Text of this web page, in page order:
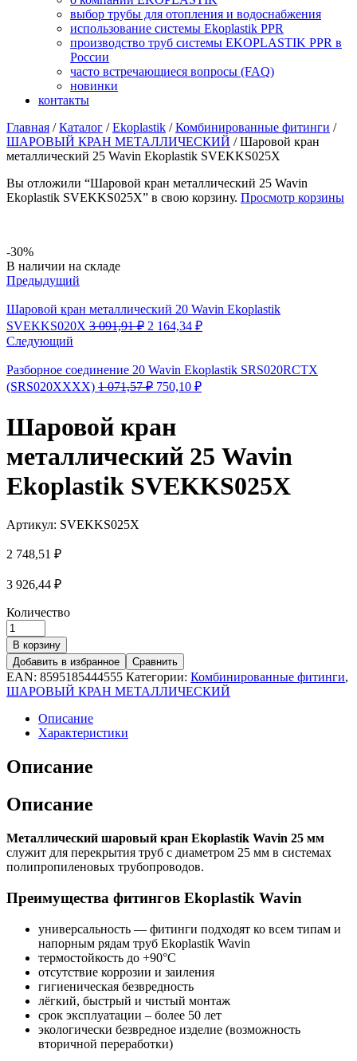
выбор трубы для отопления и водоснабжения
использование системы Ekoplastik PPR
производство труб системы EKOPLASTIK PPR в
России
часто встречающиеся вопросы (FAQ)
новинки
контакты
Главная /Каталог /Ekoplastik /Комбинированные фитинги /
ШАРОВЫЙ КРАН МЕТАЛЛИЧЕСКИЙ /Шаровой кран
металлический 25 Wavin Ekoplastik SVEKKS025X
Вы отложили “Шаровой кран металлический 25 Wavin
Ekoplastik SVEKKS025X” в свою корзину. Просмотр корзины
-30%
Availability:
В наличии на складе
Предыдущий
Шаровой кран металлический 20 Wavin Ekoplastik
SVEKKS020X 3 091,91₽ Первоначальная
3
091,91 ₽.
2 164,34 ₽Текущая
164,34 ₽.
Следующий
Разборное соединение 20 Wavin Ekoplastik SRS020RCTX
(SRS020XXXX) 1 071,57₽ Первоначальная
1
071,57 ₽.
750,10 ₽Текущая
Шаровой кран
металлический 25 Wavin
Ekoplastik SVEKKS025X
Артикул: SVEKKS025X
2 748,51 ₽
3 926,44 ₽
Количество
В корзину
Добавить в избранное
Сравнить
EAN: 8595185444555 Категории: Комбинированные фитинги,
ШАРОВЫЙ КРАН МЕТАЛЛИЧЕСКИЙ
Описание
Характеристики
Описание
Описание
Металлический шаровый кран Ekoplastik Wavin 25 мм
служит для перекрытия труб с диаметром 25 мм в системах
полипропиленовых трубопроводов.
Преимущества фитингов Ekoplastik Wavin
универсальность — фитинги подходят ко всем типам и
напорным рядам труб Ekoplastik Wavin
термостойкость до +90°C
отсутствие коррозии и заиления
гигиеническая безвредность
лёгкий, быстрый и чистый монтаж
срок эксплуатации – более 50 лет
экологически безвредное изделие (возможность
вторичной переработки)